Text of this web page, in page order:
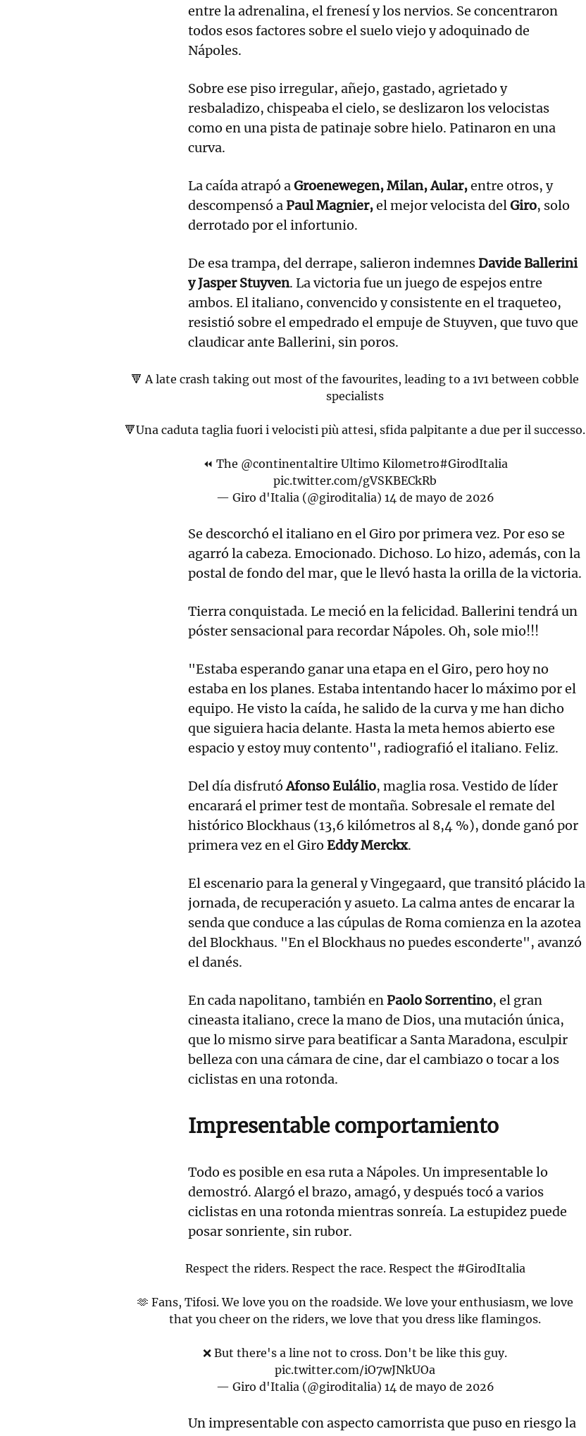
entre la adrenalina, el frenesí y los nervios. Se concentraron
todos esos factores sobre el suelo viejo y adoquinado de
Nápoles.
Sobre ese piso irregular, añejo, gastado, agrietado y
resbaladizo, chispeaba el cielo, se deslizaron los velocistas
como en una pista de patinaje sobre hielo. Patinaron en una
curva.
La caída atrapó aGroenewegen, Milan, Aular,entre otros, y
descompensó aPaul Magnier,el mejor velocista delGiro, solo
derrotado por el infortunio.
De esa trampa, del derrape, salieron indemnesDavide Ballerini
y Jasper Stuyven. La victoria fue un juego de espejos entre
ambos. El italiano, convencido y consistente en el traqueteo,
resistió sobre el empedrado el empuje de Stuyven, que tuvo que
claudicar ante Ballerini, sin poros.
🔻 A late crash taking out most of the favourites, leading to a 1v1 between cobble
specialists
🔻Una caduta taglia fuori i velocisti più attesi, sfida palpitante a due per il successo.
⏪ The @continentaltire Ultimo Kilometro#GirodItalia
pic.twitter.com/gVSKBECkRb
— Giro d'Italia (@giroditalia) 14 de mayo de 2026
Se descorchó el italiano en el Giro por primera vez. Por eso se
agarró la cabeza. Emocionado. Dichoso. Lo hizo, además, con la
postal de fondo del mar, que le llevó hasta la orilla de la victoria.
Tierra conquistada. Le meció en la felicidad. Ballerini tendrá un
póster sensacional para recordar Nápoles. Oh, sole mio!!!
"Estaba esperando ganar una etapa en el Giro, pero hoy no
estaba en los planes. Estaba intentando hacer lo máximo por el
equipo. He visto la caída, he salido de la curva y me han dicho
que siguiera hacia delante. Hasta la meta hemos abierto ese
espacio y estoy muy contento", radiografió el italiano. Feliz.
Del día disfrutóAfonso Eulálio, maglia rosa. Vestido de líder
encarará el primer test de montaña. Sobresale el remate del
histórico Blockhaus (13,6 kilómetros al 8,4 %), donde ganó por
primera vez en el Giro Eddy Merckx.
El escenario para la general y Vingegaard, que transitó plácido la
jornada, de recuperación y asueto. La calma antes de encarar la
senda que conduce a las cúpulas de Roma comienza en la azotea
del Blockhaus. "En el Blockhaus no puedes esconderte", avanzó
el danés.
En cada napolitano, también enPaolo Sorrentino, el gran
cineasta italiano, crece la mano de Dios, una mutación única,
que lo mismo sirve para beatificar a Santa Maradona, esculpir
belleza con una cámara de cine, dar el cambiazo o tocar a los
ciclistas en una rotonda.
Impresentable comportamiento
Todo es posible en esa ruta a Nápoles. Un impresentable lo
demostró. Alargó el brazo, amagó, y después tocó a varios
ciclistas en una rotonda mientras sonreía. La estupidez puede
posar sonriente, sin rubor.
Respect the riders. Respect the race. Respect the #GirodItalia
🫶 Fans, Tifosi. We love you on the roadside. We love your enthusiasm, we love
that you cheer on the riders, we love that you dress like flamingos.
❌ But there's a line not to cross. Don't be like this guy.
pic.twitter.com/iO7wJNkUOa
— Giro d'Italia (@giroditalia) 14 de mayo de 2026
Un impresentable con aspecto camorrista que puso en riesgo la